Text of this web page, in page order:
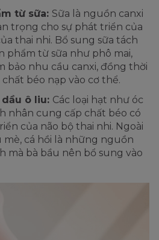
từ sữa: Sữa là nguồn canxi
trọng cho sự phát triển của
thai nhi. Bổ sung sữa tách
phẩm từ sữa như phô mai,
bảo nhu cầu canxi, đồng thời
béo nạp vào cơ thể.
ô liu: Các loại hạt như óc
nhân cung cấp chất béo có
của não bộ thai nhi. Ngoài
mè, cá hồi là những nguồn
mà bà bầu nên bổ sung vào